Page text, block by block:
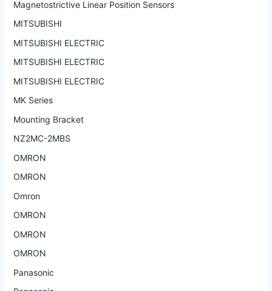
Magnetostrictive Linear Position Sensors
MITSUBISHI
MITSUBISHI ELECTRIC
MITSUBISHI ELECTRIC
MITSUBISHI ELECTRIC
MK Series
Mounting Bracket
NZ2MC-2MBS
OMRON
OMRON
Omron
OMRON
OMRON
OMRON
Panasonic